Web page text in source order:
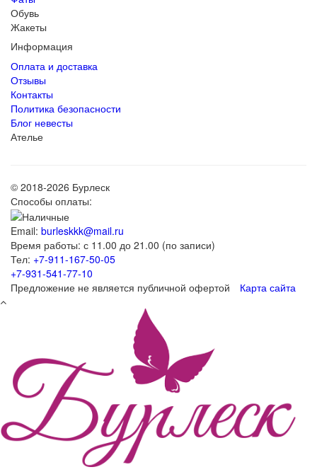
Обувь
Жакеты
Информация
Оплата и доставка
Отзывы
Контакты
Политика безопасности
Блог невесты
Ателье
© 2018-2026 Бурлеск
Способы оплаты:
Email: burleskkk@mail.ru
Время работы: с 11.00 до 21.00 (по записи)
Тел: +7-911-167-50-05
+7-931-541-77-10
Предложение не является публичной офертой
Карта сайта